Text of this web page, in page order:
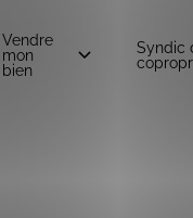
Vendre
mon
bien
Syndic